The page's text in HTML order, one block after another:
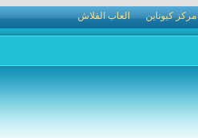
مركز كيوناين العاب الفلاش